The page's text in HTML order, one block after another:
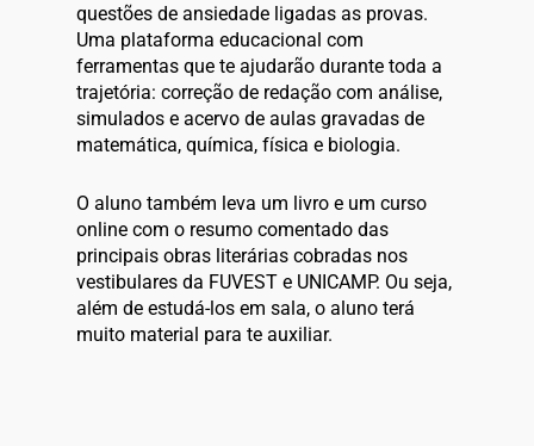
questões de ansiedade ligadas as provas.
Uma plataforma educacional com
ferramentas que te ajudarão durante toda a
trajetória: correção de redação com análise,
simulados e acervo de aulas gravadas de
matemática, química, física e biologia.
O aluno também leva um livro e um curso
online com o resumo comentado das
principais obras literárias cobradas nos
vestibulares da FUVEST e UNICAMP. Ou seja,
além de estudá-los em sala, o aluno terá
muito material para te auxiliar.